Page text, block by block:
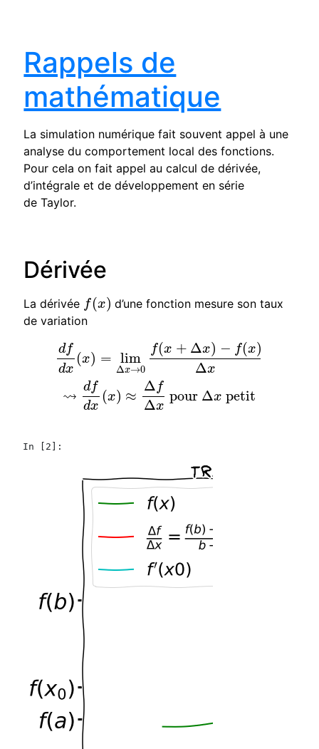
Rappels de
mathématique
La simulation numérique fait souvent appel à une
analyse du comportement local des fonctions.
Pour cela on fait appel au calcul de dérivée,
d’intégrale et de développement en série
de Taylor.
Dérivée
La dérivée f (x)
f(x)
d’une fonction mesure son taux
de variation
df
dx
(x) = lim
Δx→0
f(x + Δx) − f(x)
Δx
⇝ df
dx
(x) ≈
Δ f
Δx
pour Δx petit
x)=lim Δ x)−f (x) Δx⇝d fdx (x)≈Δ
In [2]: